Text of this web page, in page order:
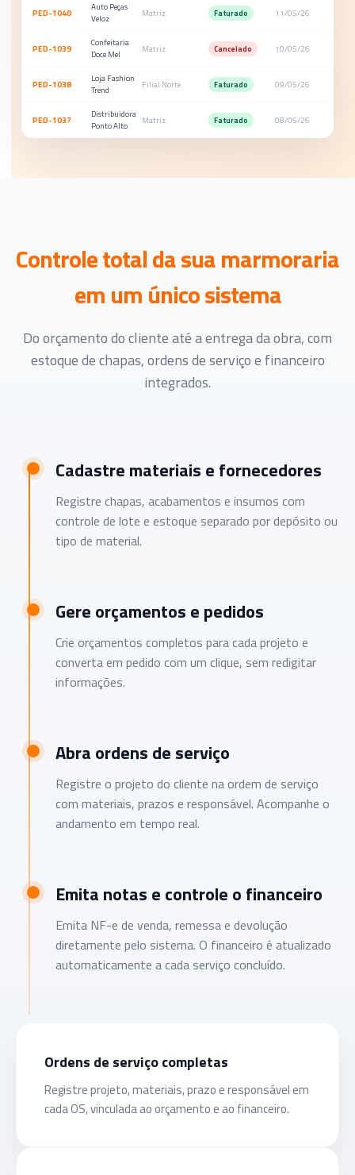
PED-1040
Auto Peças
Veloz
Matriz Faturado 11/05/26
PED-1039
Confeitaria
Doce Mel
Matriz Cancelado 10/05/26
PED-1038
Loja Fashion
Trend
Filial Norte Faturado 09/05/26
PED-1037
Distribuidora
Ponto Alto
Matriz Faturado 08/05/26
Controle total da sua marmoraria
em um único sistema
Do orçamento do cliente até a entrega da obra, com
estoque de chapas, ordens de serviço e financeiro
integrados.
Cadastre materiais e fornecedores
Registre chapas, acabamentos e insumos com
controle de lote e estoque separado por depósito ou
tipo de material.
Gere orçamentos e pedidos
Crie orçamentos completos para cada projeto e
converta em pedido com um clique, sem redigitar
informações.
Abra ordens de serviço
Registre o projeto do cliente na ordem de serviço
com materiais, prazos e responsável. Acompanhe o
andamento em tempo real.
Emita notas e controle o financeiro
Emita NF-e de venda, remessa e devolução
diretamente pelo sistema. O financeiro é atualizado
automaticamente a cada serviço concluído.
Ordens de serviço completas
Registre projeto, materiais, prazo e responsável em
cada OS, vinculada ao orçamento e ao financeiro.